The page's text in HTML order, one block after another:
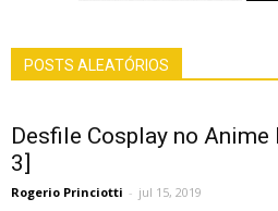
POSTS ALEATÓRIOS
Desfile Cosplay no
3]
Rogerio Princiotti - jul 15, 2019